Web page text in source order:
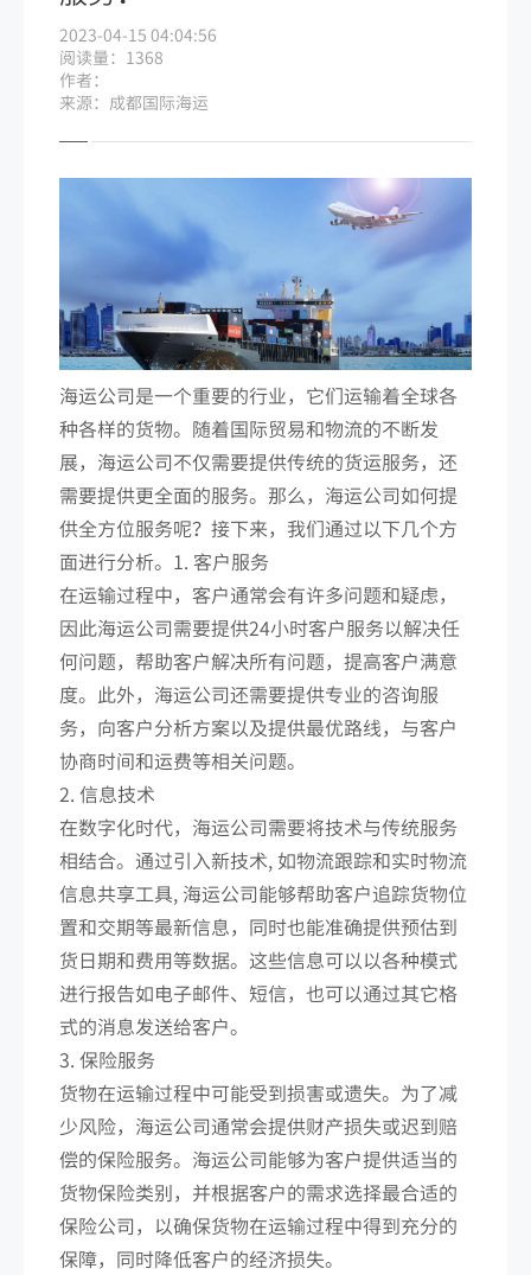
2023-04-15 04:04:56
阅读量：1368
作者：
来源：成都国际海运
海运公司是一个重要的行业，它们运输着全球各
种各样的货物。随着国际贸易和物流的不断发
展，海运公司不仅需要提供传统的货运服务，还
需要提供更全面的服务。那么，海运公司如何提
供全方位服务呢？接下来，我们通过以下几个方
面进行分析。1. 客户服务
在运输过程中，客户通常会有许多问题和疑虑，
因此海运公司需要提供24小时客户服务以解决任
何问题，帮助客户解决所有问题，提高客户满意
度。此外，海运公司还需要提供专业的咨询服
务，向客户分析方案以及提供最优路线，与客户
协商时间和运费等相关问题。
2. 信息技术
在数字化时代，海运公司需要将技术与传统服务
相结合。通过引入新技术, 如物流跟踪和实时物流
信息共享工具, 海运公司能够帮助客户追踪货物位
置和交期等最新信息，同时也能准确提供预估到
货日期和费用等数据。这些信息可以以各种模式
进行报告如电子邮件、短信，也可以通过其它格
式的消息发送给客户。
3. 保险服务
货物在运输过程中可能受到损害或遗失。为了减
少风险，海运公司通常会提供财产损失或迟到赔
偿的保险服务。海运公司能够为客户提供适当的
货物保险类别，并根据客户的需求选择最合适的
保险公司，以确保货物在运输过程中得到充分的
保障，同时降低客户的经济损失。